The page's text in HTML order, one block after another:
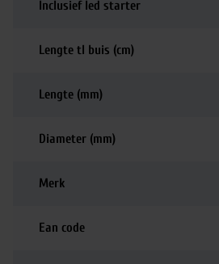
Inclusief led starter
Lengte tl buis (cm)
Lengte (mm)
Diameter (mm)
Merk
Ean code